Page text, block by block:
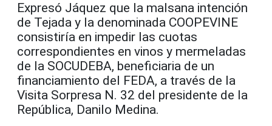
Expresó Jáquez que la malsana intención
de Tejada y la denominada COOPEVINE
consistiría en impedir las cuotas
correspondientes en vinos y mermeladas
de la SOCUDEBA, beneficiaria de un
financiamiento del FEDA, a través de la
Visita Sorpresa N. 32 del presidente de la
República, Danilo Medina.